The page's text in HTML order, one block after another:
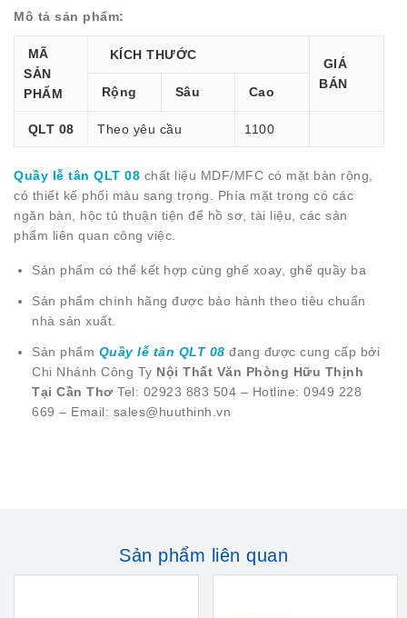
Mô tả sản phẩm:
MÃ
SẢN
PHẨM
KÍCH THƯỚC
GIÁ
BÁN
Rộng Sâu Cao
QLT 08 Theo yêu cầu 1100
Quầy lễ tân QLT 08 chất liệu MDF/MFC có mặt bàn rộng,
có thiết kế phối màu sang trọng. Phía mặt trong có các
ngăn bàn, hộc tủ thuận tiện để hồ sơ, tài liệu, các sản
phẩm liên quan công việc.
Sản phẩm có thể kết hợp cùng ghế xoay, ghế quầy ba
Sản phẩm chính hãng được bảo hành theo tiêu chuẩn
nhà sản xuất.
Sản phẩm Quầy lễ tân QLT 08 đang được cung cấp bởi
Chi Nhánh Công Ty Nội Thất Văn Phòng Hữu Thịnh
Tại Cần Thơ Tel: 02923 883 504 – Hotline: 0949 228
669 – Email: sales@huuthinh.vn
Sản phẩm liên quan